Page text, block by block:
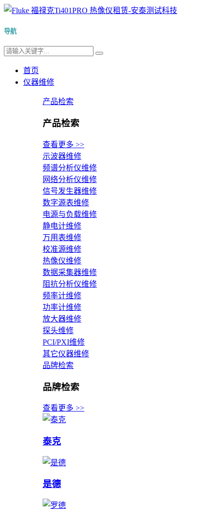
导航
首页
仪器维修
产品检索
产品检索
查看更多 >>
示波器维修
频谱分析仪维修
网络分析仪维修
信号发生器维修
数字源表维修
电源与负载维修
静电计维修
万用表维修
校准源维修
热像仪维修
数据采集器维修
阻抗分析仪维修
频率计维修
功率计维修
放大器维修
探头维修
PCI/PXI维修
其它仪器维修
品牌检索
品牌检索
查看更多 >>
泰克
是德